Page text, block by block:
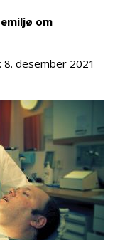
om
8. desember 2021